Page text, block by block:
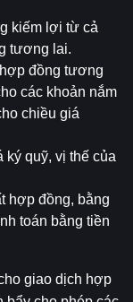
kiếm lợi từ cả
tương lai.
đồng tương
các khoản nắm
chiều giá
ký quỹ, vị thế của
hợp đồng, bằng
toán bằng tiền
giao dịch hợp